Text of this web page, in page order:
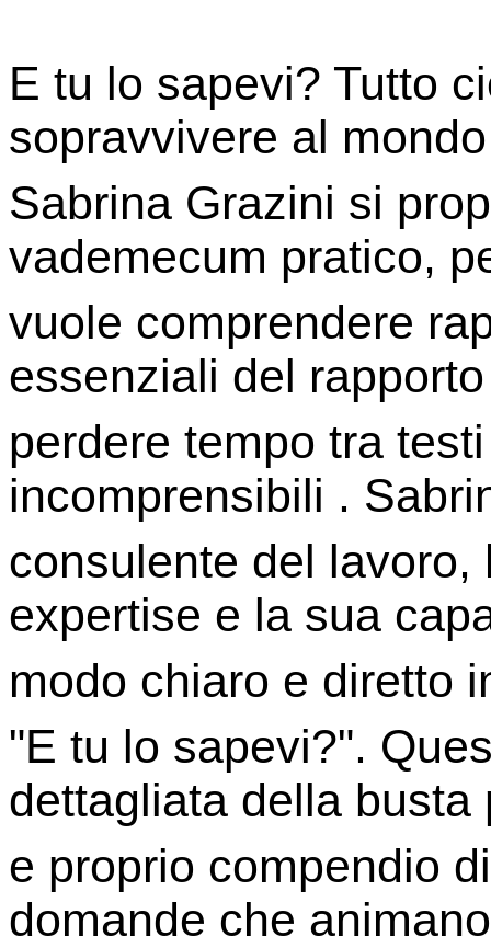
E tu lo sapevi? Tutto
sopravvivere al
Sabrina Grazini si
vademecum pratico,
vuole comprendere
essenziali del
perdere tempo tra
incomprensibili .
consulente del
expertise e la sua
modo chiaro e diretto
"E tu lo sapevi?".
dettagliata della busta
e proprio compendio
domande che